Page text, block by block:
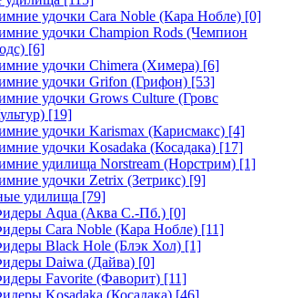
удочки Cara Noble (Кара Нобле) [0]
удочки Champion Rods (Чемпион
[6]
удочки Chimera (Химера) [6]
удочки Grifon (Грифон) [53]
удочки Grows Culture (Гровс
[19]
удочки Karismax (Карисмакс) [4]
удочки Kosadaka (Косадака) [17]
удилища Norstream (Норстрим) [1]
удочки Zetrix (Зетрикс) [9]
удилища [79]
Aqua (Аква С.-Пб.) [0]
Cara Noble (Кара Нобле) [11]
Black Hole (Блэк Хол) [1]
Daiwa (Дайва) [0]
Favorite (Фаворит) [11]